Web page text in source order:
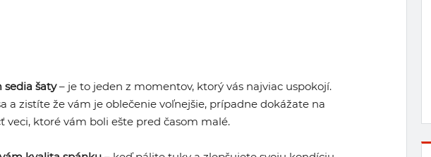
sedia šaty– je to jeden z momentov, ktorý vás najviac uspokojí.
a zistíte že vám je oblečenie voľnejšie, prípadne dokážate na
veci, ktoré vám boli ešte pred časom malé.